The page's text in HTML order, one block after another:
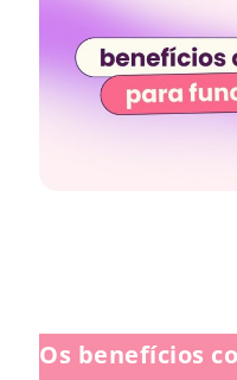
Os benefícios